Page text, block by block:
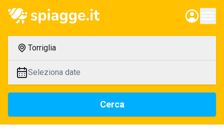
Torriglia
Seleziona date
Cerca